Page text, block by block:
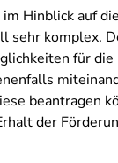
Hinblick auf
sehr komplex.
für die
beantragen
der